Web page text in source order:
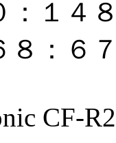
：１４
８：６
CF-